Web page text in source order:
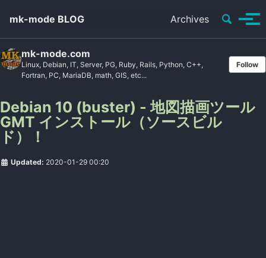
mk-mode BLOG Archives Toggle
mk-mode.com
Linux, Debian, IT, Server, PG, Ruby, Rails, Python, C++,
Fortran, PC, MariaDB, math, GIS, etc...
Follow
Debian 10 (buster) - 地図描画ツール
GMT インストール（ソースビル
ド）！
Updated: 2020-01-29 00:20